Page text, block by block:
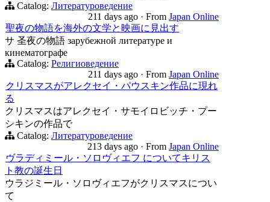
Catalog: Литературоведение
211 days ago · From Japan Online
聖夜の物語を海外の文学と映画に見出す
サ 圣夜の物語 зарубежной литературе и
кинематографе
Catalog: Религиоведение
211 days ago · From Japan Online
クリスマスがアレクセイ・パウスキン作品に現れ
る
クリスマスはアレクセイ・サモイロビッチ・プー
シキンの作品で
Catalog: Литературоведение
213 days ago · From Japan Online
ヴラディミール・ソロヴィエフ についてキリス
ト教の誕生日
ウラジミール・ソロヴィエフがクリスマスについ
て